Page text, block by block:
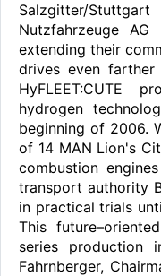
Salzgitter/
Nutzfahrzeuge
extending their
drives even
hydrogen
beginning of 2006.
of 14 MAN Lion's
combustion
transport authority
in practical trials
This
series production
Fahrnberger,